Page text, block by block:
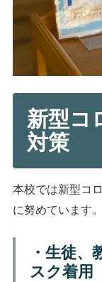
新型コ
対策
本校では新型コ
に努めています。
・生徒、
スク着用